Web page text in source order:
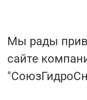
Мы рады
сайте